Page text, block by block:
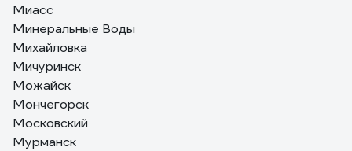
Миасс
Минеральные Воды
Михайловка
Мичуринск
Можайск
Мончегорск
Московский
Мурманск